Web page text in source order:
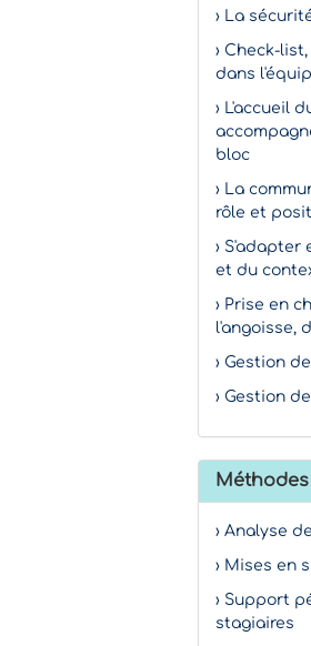
› La
› Check-
dans
› L'accueil
bloc
› La
rôle et
›
et du
› Prise en
l'angoisse,
› Gestion
› Gestion
› Analyse
› Mises en
› Support
stagiaires